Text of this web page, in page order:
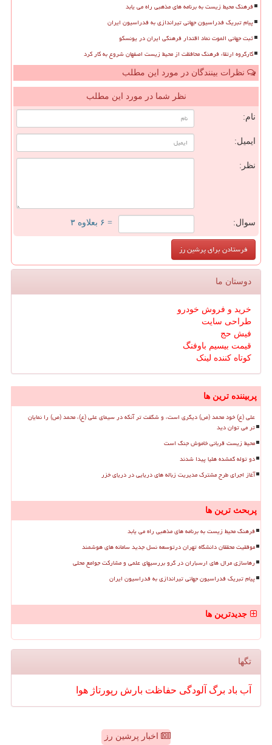
فرهنگ محیط زیست به برنامه های مذهبی راه می یابد
پیام تبریک فدراسیون جهانی تیراندازی به فدراسیون ایران
ثبت جهانی الموت نماد اقتدار فرهنگی ایران در یونسکو
کارگروه ارتقاء فرهنگ محافظت از محیط زیست اصفهان شروع به کار کرد
نظرات بینندگان در مورد این مطلب
نظر شما در مورد این مطلب
نام:
ایمیل:
نظر:
سوال: = ۶ بعلاوه ۳
دوستان ما
خرید و فروش خودرو
طراحی سایت
فیش حج
قیمت بیسیم باوفنگ
کوتاه کننده لینک
پربیننده ترین ها
علی (ع) خود محمد (ص) دیگری است، و شگفت تر آنکه در سیمای علی (ع)، محمد (ص) را نمایان
تر می توان دید
محیط زیست قربانی خاموش جنگ است
دو توله گمشده هلیا پیدا شدند
آغاز اجرای طرح مشترک مدیریت زباله های دریایی در دریای خزر
پربحث ترین ها
فرهنگ محیط زیست به برنامه های مذهبی راه می یابد
موفقیت محققان دانشگاه تهران درتوسعه نسل جدید سامانه های هوشمند
رهاسازی مرال های ارسباران در گرو بررسیهای علمی و مشارکت جوامع محلی
پیام تبریک فدراسیون جهانی تیراندازی به فدراسیون ایران
جدیدترین ها
تگها
آب باد برگ آلودگی حفاظت بارش رپورتاژ هوا
اخبار پرشین رز